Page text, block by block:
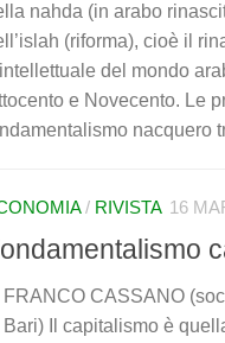
nahda (in arabo
(riforma), cioè il
del mondo
e Novecento. Le
nacquero
/ RIVISTA 16
FRANCO CASSANO
Il capitalismo è